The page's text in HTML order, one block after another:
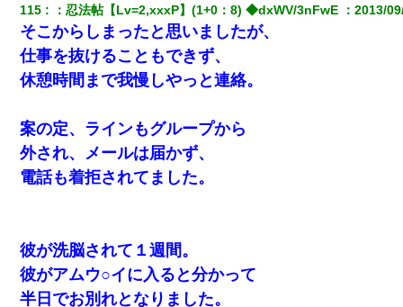
婚活パーティーでよく会う美女がいた。こんな完璧な容姿を持っ
てしても結婚て難しいんだなぁ…と思ってた
旦那が長男のDNA鑑定をしたら血縁関係0%だった。旦那「やっぱ
りウワキしてたんだな…」長男「俺は誰の子供なの？」長女・次
私（23）冗談のつもりで上司（27）に胸を揉ませた結果・・・
旦那の元カノをSNSで探して写真を保存して顔面評価スレで写真
私「結婚やめるわ」 婚約者「え？なんでなんで？」 → 放置した
結果…｜生活｜ワロタあんてな
115 ：忍法帖【Lv=2,xxxP】(1+0：8) ◆dxWV/3nFwE ：2013/
そこからしまったと思いましたが、
仕事を抜けることもできず、
休憩時間まで我慢しやっと連絡。
案の定、ラインもグループから
外され、メールは届かず、
電話も着拒されてました。
彼が洗脳されて１週間。
彼がアムウ○イに入ると分かって
半日でお別れとなりました。